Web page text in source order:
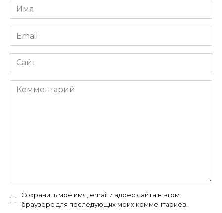
Имя
*
Email
*
Сайт
Комментарий
Сохранить моё имя, email и адрес сайта в этом
браузере для последующих моих комментариев.